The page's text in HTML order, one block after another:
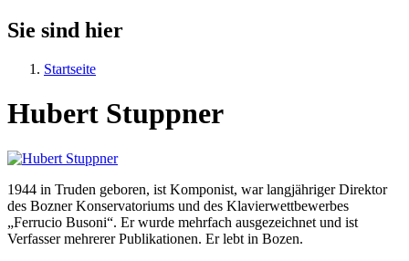
Sie sind hier
Startseite
Hubert Stuppner
1944 in Truden geboren, ist Komponist, war langjähriger Direktor
des Bozner Konservatoriums und des Klavierwettbewerbes
„Ferrucio Busoni“. Er wurde mehrfach ausgezeichnet und ist
Verfasser mehrerer Publikationen. Er lebt in Bozen.